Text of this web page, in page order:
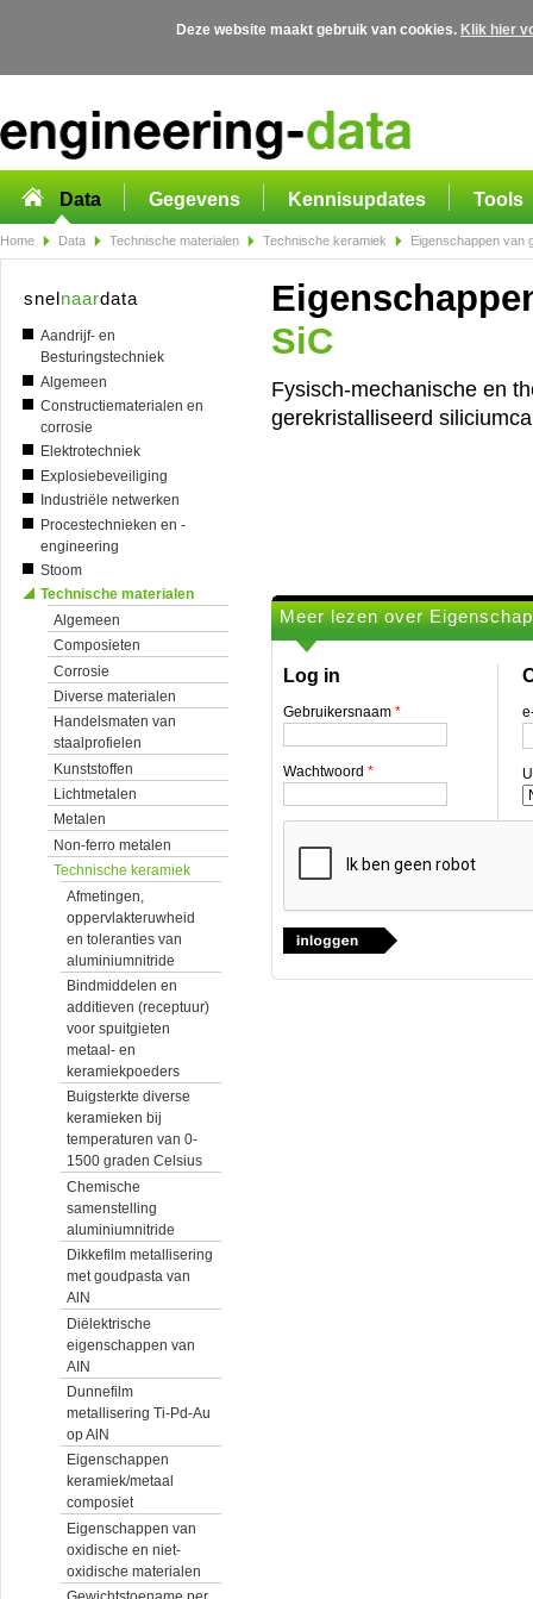
Deze website maakt gebruik van cookies. Klik hier
Data Gegevens Kennisupdates Tools
Home Data Technische materialen Technische keramiek Eigenschappen van
snelnaardata
Aandrijf- en
Besturingstechniek
Algemeen
Constructiematerialen en
corrosie
Elektrotechniek
Explosiebeveiliging
Industriële netwerken
Procestechnieken en -
engineering
Stoom
Technische materialen
Algemeen
Composieten
Corrosie
Diverse materialen
Handelsmaten van
staalprofielen
Kunststoffen
Lichtmetalen
Metalen
Non-ferro metalen
Technische keramiek
Afmetingen,
oppervlakteruwheid
en toleranties van
aluminiumnitride
Bindmiddelen en
additieven (receptuur)
voor spuitgieten
metaal- en
keramiekpoeders
Buigsterkte diverse
keramieken bij
temperaturen van 0-
1500 graden Celsius
Chemische
samenstelling
aluminiumnitride
Dikkefilm metallisering
met goudpasta van
AlN
Diëlektrische
eigenschappen van
AIN
Dunnefilm
metallisering Ti-Pd-Au
op AlN
Eigenschappen
keramiek/metaal
composiet
Eigenschappen van
oxidische en niet-
oxidische materialen
SiC
Fysisch-mechanische en
gerekristalliseerd
Meer lezen over
Log in
Gebruikersnaam *
Wachtwoord *